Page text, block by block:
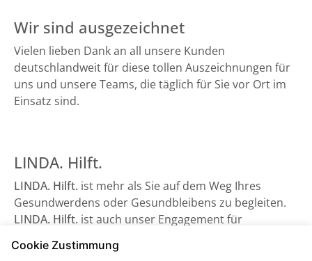
Wir sind ausgezeichnet
Vielen lieben Dank an all unsere Kunden
deutschlandweit für diese tollen Auszeichnungen für
uns und unsere Teams, die täglich für Sie vor Ort im
Einsatz sind.
LINDA. Hilft.
LINDA. Hilft. ist mehr als Sie auf dem Weg Ihres
Gesundwerdens oder Gesundbleibens zu begleiten.
LINDA. Hilft. ist auch unser Engagement für
angewiesen sind - sowie beispielsweise der
Cookie Zustimmung